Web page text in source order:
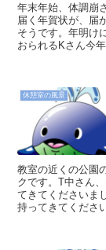
年末年始、体調崩
届く年賀状が、届
そうです。年明け
おられるKさん今
休憩室の風景
教室の近くの公園
クです。T中さん
てきてくださいま
持ってきてくださ